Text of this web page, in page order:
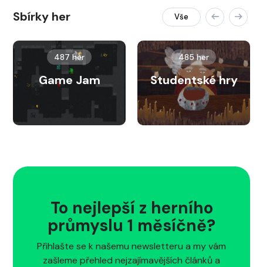
Sbírky her Vše
487 her
Game Jam
485 her
Studentské hry
To nejlepší z herního
průmyslu 1 měsíčně?
Přihlašte se k našemu newsletteru a my vám
zašleme přehled nejzajímavějších článků a